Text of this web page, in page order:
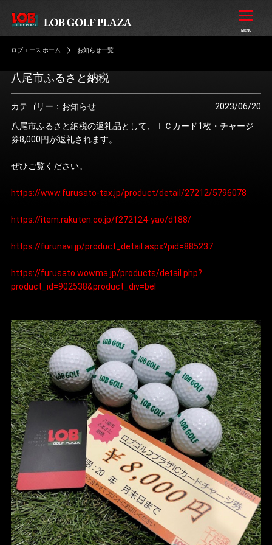
ロブエース ホーム お知らせ一覧
八尾市ふるさと納税
カテゴリー：お知らせ
2023/06/20
八尾市ふるさと納税の返礼品として、ＩＣカード1枚・チャージ
券8,000円が返礼されます。
ぜひご覧ください。
https://www.furusato-tax.jp/product/detail/27212/5796078
https://item.rakuten.co.jp/f272124-yao/d188/
https://furunavi.jp/product_detail.aspx?pid=885237
https://furusato.wowma.jp/products/detail.php?
product_id=902538&product_div=bel